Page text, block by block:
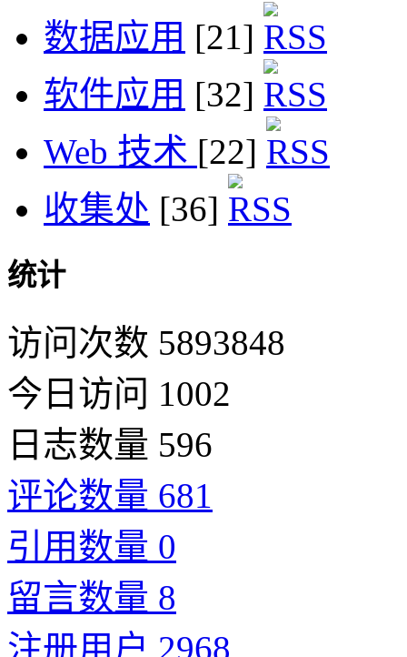
数据应用 [21]
软件应用 [32]
Web 技术 [22]
收集处 [36]
统计
访问次数 5893848
今日访问 1002
日志数量 596
评论数量 681
引用数量 0
留言数量 8
注册用户 2968